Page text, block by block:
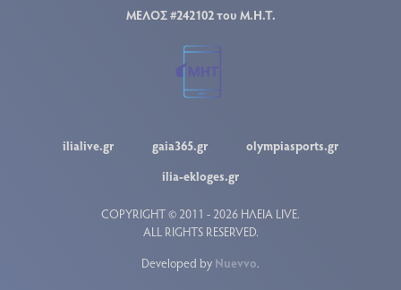
ΜΕΛΟΣ #242102 του Μ.Η.Τ.
ilialive.gr gaia365.gr
olympiasports.gr
ilia-ekloges.gr
COPYRIGHT © 2011 - 2026 ΗΛΕΙΑ LIVE.
ALL RIGHTS RESERVED.
Developed by Nuevvo.